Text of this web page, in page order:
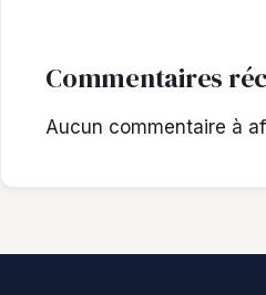
Commentaires
Aucun commentaire à